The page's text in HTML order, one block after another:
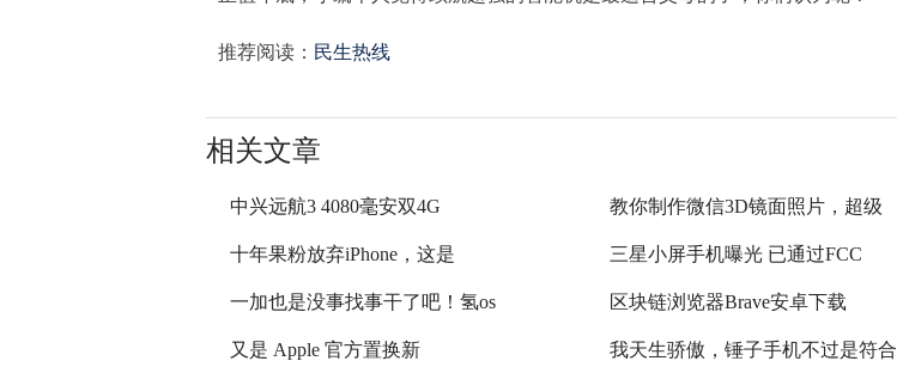
推荐阅读： 民生热线
相关文章
中兴远航3 4080毫安双4G 教你制作微信3D镜面照片，超级
十年果粉放弃iPhone，这是 三星小屏手机曝光 已通过FCC
一加也是没事找事干了吧！氢os 区块链浏览器Brave安卓下载
又是 Apple 官方置换新 我天生骄傲，锤子手机不过是符合